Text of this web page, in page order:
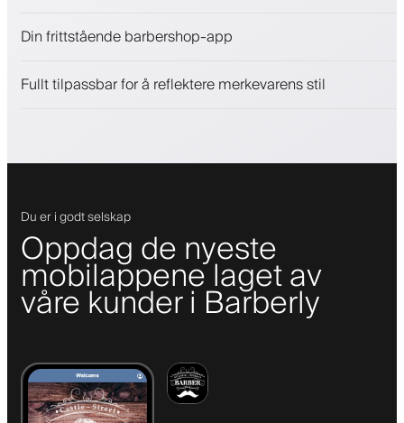
Engasjer kunder med et lojalitetsprogram
Din frittstående barbershop-app
Fullt tilpassbar for å reflektere merkevarens stil
Du er i godt selskap
Oppdag de nyeste
mobilappene laget av
våre kunder i Barberly